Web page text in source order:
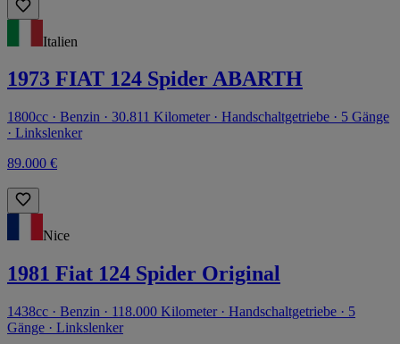
Italien
1973 FIAT 124 Spider ABARTH
1800cc · Benzin · 30.811 Kilometer · Handschaltgetriebe · 5 Gänge
· Linkslenker
89.000 €
Nice
1981 Fiat 124 Spider Original
1438cc · Benzin · 118.000 Kilometer · Handschaltgetriebe · 5
Gänge · Linkslenker